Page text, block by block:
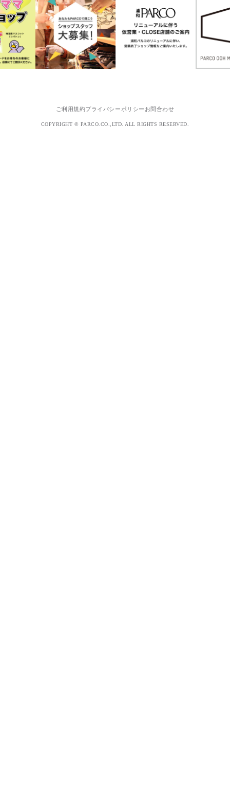
ご利用規約プライバシーポリシー お問合わせ
COPYRIGHT © PARCO.CO.,LTD. ALL RIGHTS RESERVED.